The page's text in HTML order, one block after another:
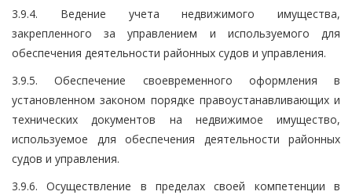
3.9.4. Ведение учета недвижимого имущества,
закрепленного за управлением и используемого для
обеспечения деятельности районных судов и управления.
3.9.5. Обеспечение своевременного оформления в
установленном законом порядке правоустанавливающих и
технических документов на недвижимое имущество,
используемое для обеспечения деятельности районных
судов и управления.
3.9.6. Осуществление в пределах своей компетенции в